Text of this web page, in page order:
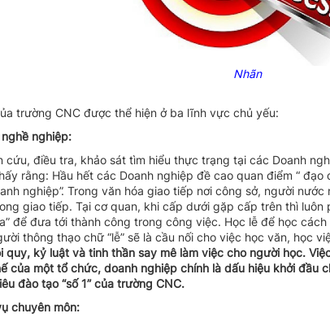
Đoàn thanh niên
Khoa công nghệ thông tin
Nhãn
trường CNC được thể hiện ở ba lĩnh vực chủ yếu:
nghiệp:
cứu, điều tra, khảo sát tìm hiểu thực trạng tại các Doanh
rằng: Hầu hết các Doanh nghiệp đề cao quan điểm “ đạo
nghiệp”. Trong văn hóa giao tiếp nơi công sở, người
giao tiếp. Tại cơ quan, khi cấp dưới gặp cấp trên thì luôn
để đưa tới thành công trong công việc. Học lễ để học
thông thạo chữ “lễ” sẽ là cầu nối cho việc học văn, học
quy, kỷ luật và tinh thần say mê làm việc cho người học.
của một tổ chức, doanh nghiệp chính là dấu hiệu khởi đầu
đào tạo “số 1” của trường CNC.
chuyên môn: